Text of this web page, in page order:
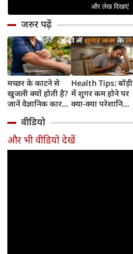
जरुर पढ़ें
मच्छर के काटने से
खुजली क्यों होती है?
जानें वैज्ञानिक कारण
Health Tips: बॉड़ी
में शुगर कम होने पर
क्या-क्या परेशानियां
बातें
वीडियो
और भी वीडियो देखें